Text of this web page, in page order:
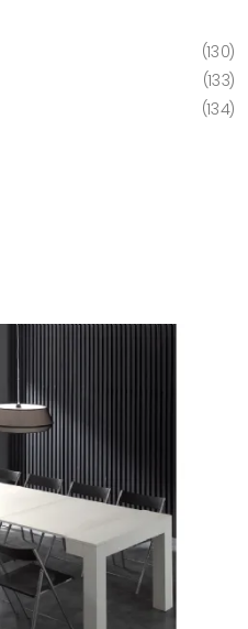
130
133
134